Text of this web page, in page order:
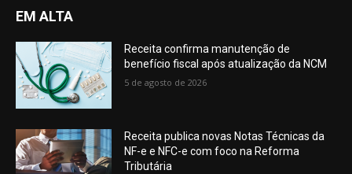
EM ALTA
Receita confirma manutenção de
benefício fiscal após atualização da NCM
5 de agosto de 2026
Receita publica novas Notas Técnicas da
NF-e e NFC-e com foco na Reforma
Tributária